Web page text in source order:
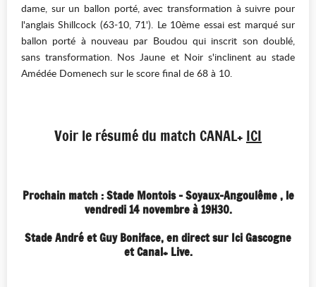
dame, sur un ballon porté, avec transformation à suivre pour
l'anglais Shillcock (63-10, 71'). Le 10ème essai est marqué sur
ballon porté à nouveau par Boudou qui inscrit son doublé,
sans transformation. Nos Jaune et Noir s'inclinent au stade
Amédée Domenech sur le score final de 68 à 10.
Voir le résumé du match CANAL+ ICI
Prochain match : Stade Montois - Soyaux-Angoulême , le
vendredi 14 novembreà 19H30.
Stade André et Guy Boniface, en direct sur Ici Gascogne
et Canal+ Live.